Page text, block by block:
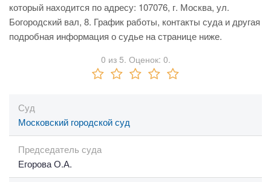
который находится по адресу: 107076, г. Москва, ул.
Богородский вал, 8. График работы, контакты суда и другая
подробная информация о судье на странице ниже.
0 из 5. Оценок: 0.
Суд
Московский городской суд
Председатель суда
Егорова О.А.